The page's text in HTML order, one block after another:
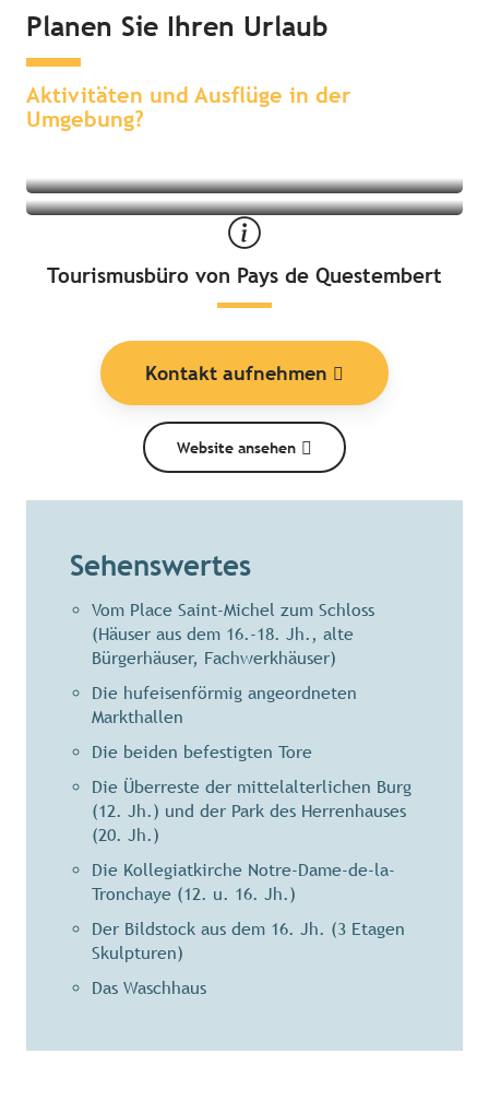
Planen Sie Ihren Urlaub
Aktivitäten und Ausflüge in der
Umgebung?
Übernachten in der Umgebung
Sehenswertes & Erlebnisse in der
Tourismusbüro von Pays de Questembert
Kontakt aufnehmen
Website ansehen
Sehenswertes
Vom Place Saint-Michel zum Schloss
(Häuser aus dem 16.-18. Jh., alte
Bürgerhäuser, Fachwerkhäuser)
Die hufeisenförmig angeordneten
Markthallen
Die beiden befestigten Tore
Die Überreste der mittelalterlichen Burg
(12. Jh.) und der Park des Herrenhauses
(20. Jh.)
Die Kollegiatkirche Notre-Dame-de-la-
Tronchaye (12. u. 16. Jh.)
Der Bildstock aus dem 16. Jh. (3 Etagen
Skulpturen)
Das Waschhaus